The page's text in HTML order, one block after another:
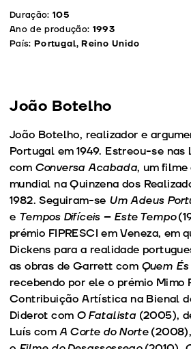
Duração: 105
Ano de produção: 1993
País: Portugal, Reino Unido
João Botelho
João Botelho, realizador e
Portugal em 1949. Estreou-se nas
com Conversa Acabada, um
mundial na Quinzena dos
1982. Seguiram-se Um Adeus
e Tempos Difíceis – Este Tempo
prémio FIPRESCI em Veneza, em
Dickens para a realidade
as obras de Garrett com Quem És
recebendo por ele o prémio
Contribuição Artística na Bienal
Diderot com O Fatalista (2005),
Luís comA Corte do Norte